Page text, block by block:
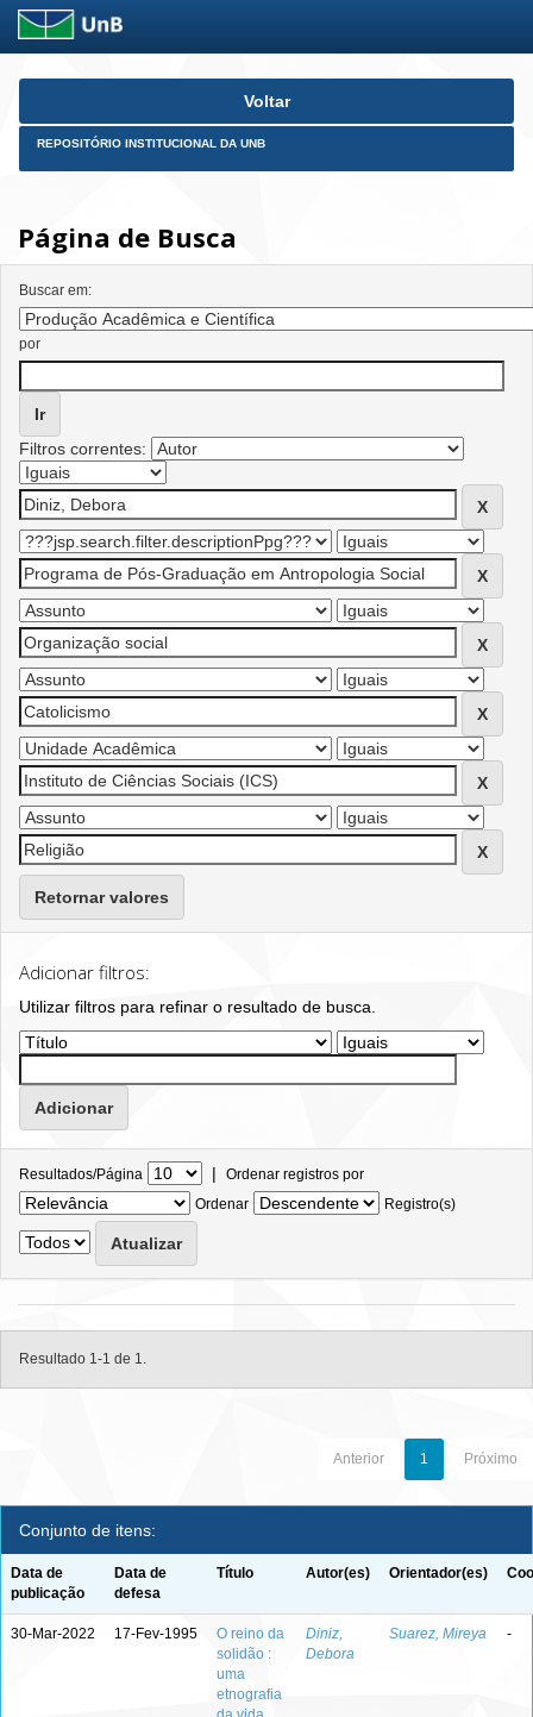
Skip
Voltar
REPOSITÓRIO INSTITUCIONAL DA UNB
Página de Busca
Buscar em:
por
Filtros correntes:
Retornar valores
Adicionar filtros:
Utilizar filtros para refinar o resultado de busca.
Resultados/Página | Ordenar registros por
Ordenar
Registro(s)
Resultado 1-1 de 1.
Anterior 1 Próximo
Conjunto de itens:
Data de
publicação
Data de
defesa
Título Autor(es) Orientador(es)
30-Mar-2022 17-Fev-1995
O reino da
solidão :
uma
etnografia
Diniz,
Debora
Suarez, Mireya -